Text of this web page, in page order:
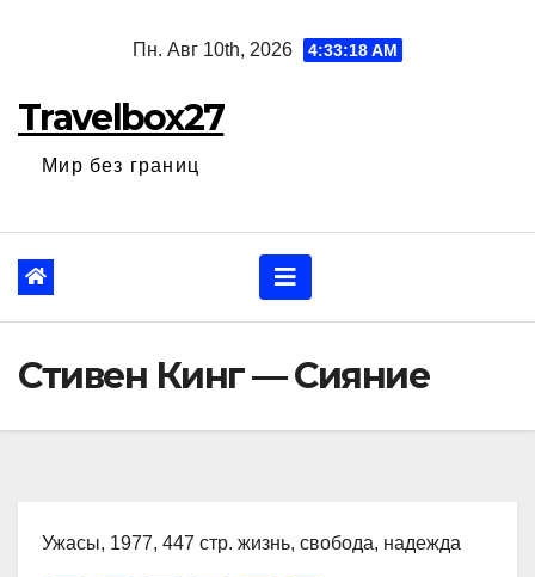
Пн. Авг 10th, 2026 4:33:19 AM
Travelbox27
Мир без границ
Стивен Кинг — Сияние
Ужасы, 1977, 447 стр. жизнь, свобода, надежда